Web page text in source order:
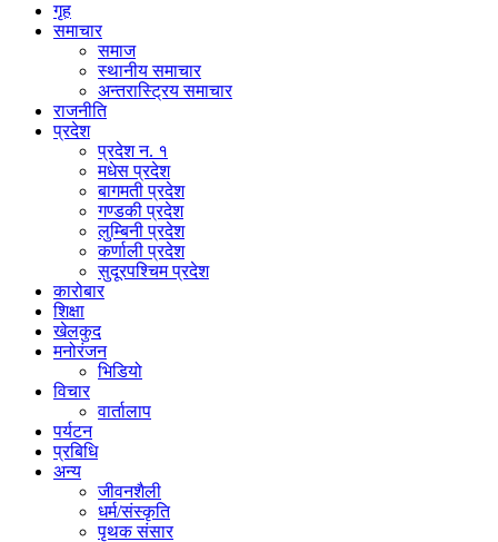
गृह
समाचार
समाज
स्थानीय समाचार
अन्तरास्ट्रिय समाचार
राजनीति
प्रदेश
प्रदेश न. १
मधेस प्रदेश
बागमती प्रदेश
गण्डकी प्रदेश
लुम्बिनी प्रदेश
कर्णाली प्रदेश
सुदूरपश्चिम प्रदेश
कारोबार
शिक्षा
खेलकुद
मनोरंजन
भिडियो
विचार
वार्तालाप
पर्यटन
प्रबिधि
अन्य
जीवनशैली
धर्म/संस्कृति
पृथक संसार